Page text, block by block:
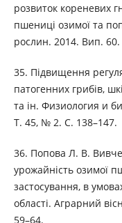
розвиток кореневих
пшениці озимої та
рослин. 2014. Вип. 60.
35. Підвищення
патогенних грибів,
та ін. Физиология и
Т. 45, № 2. С. 138–147.
36. Попова Л. В.
урожайність озимої
застосування, в
області. Аграрний
59–64.